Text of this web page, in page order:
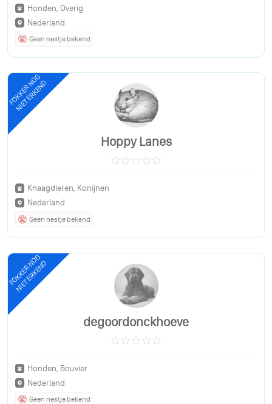
Honden, Overig
Nederland
Geen nestje bekend
FOKKER NOG
NIET ERKEND
Hoppy Lanes
Knaagdieren, Konijnen
Nederland
Geen nestje bekend
FOKKER NOG
NIET ERKEND
degoordonckhoeve
Honden, Bouvier
Nederland
Geen nestje bekend